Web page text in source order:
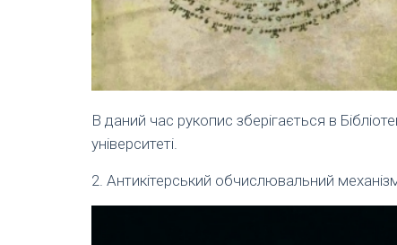
В даний час рукопис зберігається в
університеті.
2. Антикітерський обчислювальний